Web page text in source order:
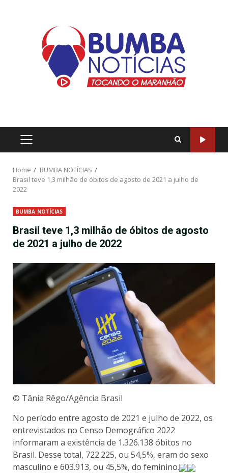
Home
BUMBA NOTÍCIAS
Brasil teve 1,3 milhão de óbitos de agosto de 2021 a julho de
2022
BUMBA NOTÍCIAS
Brasil teve 1,3 milhão de óbitos de agosto
de 2021 a julho de 2022
© Tânia Rêgo/Agência Brasil
No período entre agosto de 2021 e julho de 2022, os
entrevistados no Censo Demográfico 2022
informaram a existência de 1.326.138 óbitos no
Brasil. Desse total, 722.225, ou 54,5%, eram do sexo
masculino e 603.913, ou 45,5%, do feminino.